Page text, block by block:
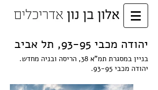
יהודה מכבי 93-95, תל אביב
בניין במסגרת תמ"א 38, הריסה ובניה מחדש.
יהודה מכבי 93-95.